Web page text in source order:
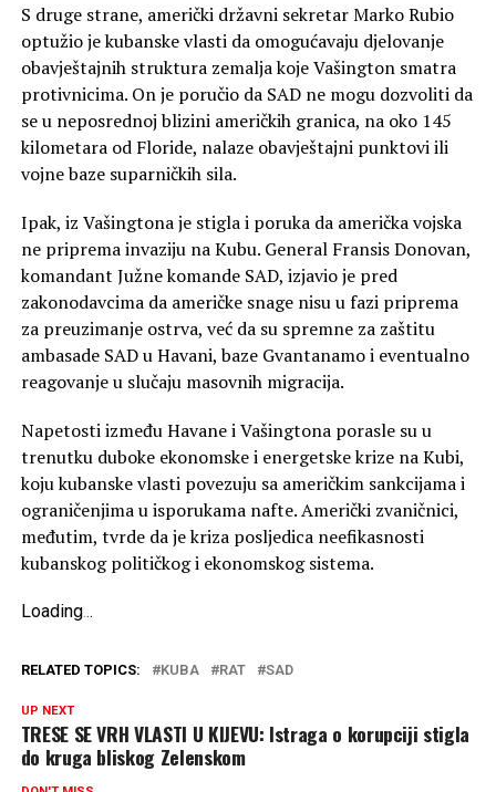
S druge strane, američki državni sekretar Marko Rubio
optužio je kubanske vlasti da omogućavaju djelovanje
obavještajnih struktura zemalja koje Vašington smatra
protivnicima. On je poručio da SAD ne mogu dozvoliti da
se u neposrednoj blizini američkih granica, na oko 145
kilometara od Floride, nalaze obavještajni punktovi ili
vojne baze suparničkih sila.
Ipak, iz Vašingtona je stigla i poruka da američka vojska
ne priprema invaziju na Kubu. General Fransis Donovan,
komandant Južne komande SAD, izjavio je pred
zakonodavcima da američke snage nisu u fazi priprema
za preuzimanje ostrva, već da su spremne za zaštitu
ambasade SAD u Havani, baze Gvantanamo i eventualno
reagovanje u slučaju masovnih migracija.
Napetosti između Havane i Vašingtona porasle su u
trenutku duboke ekonomske i energetske krize na Kubi,
koju kubanske vlasti povezuju sa američkim sankcijama i
ograničenjima u isporukama nafte. Američki zvaničnici,
međutim, tvrde da je kriza posljedica neefikasnosti
kubanskog političkog i ekonomskog sistema.
Loading...
RELATED TOPICS: KUBA RAT SAD
UP NEXT
TRESE SE VRH VLASTI U KIJEVU: Istraga o korupciji stigla
do kruga bliskog Zelenskom